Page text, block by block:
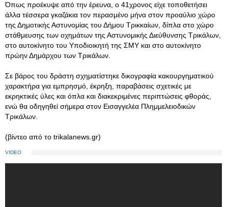
Όπως προέκυψε από την έρευνα, ο 41χρονος είχε τοποθετήσει
άλλα τέσσερα γκαζάκια τον περασμένο μήνα στον προαύλιο χώρο
της Δημοτικής Αστυνομίας του Δήμου Τρικκαίων, δίπλα στο χώρο
στάθμευσης των οχημάτων της Αστυνομικής Διεύθυνσης Τρικάλων,
στο αυτοκίνητο του Υποδιοικητή της ΣΜΥ και στο αυτοκίνητο
πρώην Δημάρχου των Τρικάλων.
Σε βάρος του δράστη σχηματίστηκε δικογραφία κακουργηματικού
χαρακτήρα για εμπρησμό, έκρηξη, παραβάσεις σχετικές με
εκρηκτικές ύλες και όπλα και διακεκριμένες περιπτώσεις φθοράς,
ενώ θα οδηγηθεί σήμερα στον Εισαγγελέα Πλημμελειοδικών
Τρικάλων.
(βίντεο από το trikalanews.gr)
VIDEO